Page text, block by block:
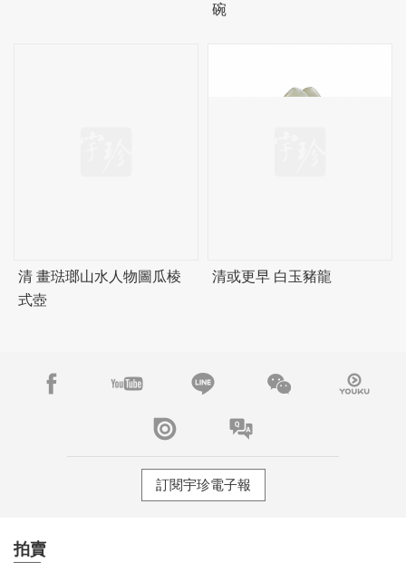
碗
清 畫琺瑯山水人物圖瓜棱
式壺
清或更早 白玉豬龍
訂閱宇珍電子報
拍賣